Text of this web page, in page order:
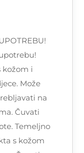
kožom i
Može
na
Čuvati
Temeljno
s kožom